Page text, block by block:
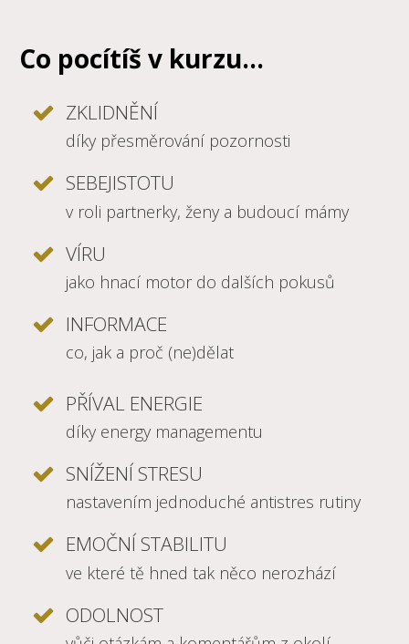
Co pocítíš v kurzu...
ZKLIDNĚNÍ
díky přesměrování pozornosti
SEBEJISTOTU
v roli partnerky, ženy a budoucí mámy
VÍRU
jako hnací motor do dalších pokusů
INFORMACE
co, jak a proč (ne)dělat
PŘÍVAL ENERGIE
díky energy managementu
SNÍŽENÍ STRESU
nastavením jednoduché antistres rutiny
EMOČNÍ STABILITU
ve které tě hned tak něco nerozhází
ODOLNOST